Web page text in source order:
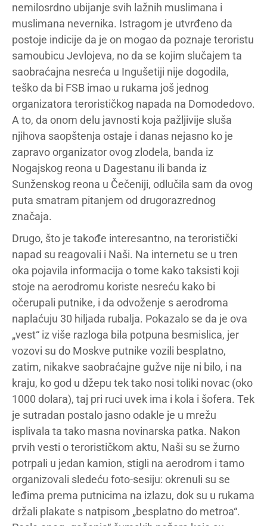
nemilosrdno ubijanje svih lažnih muslimana i
muslimana nevernika. Istragom je utvrđeno da
postoje indicije da je on mogao da poznaje teroristu
samoubicu Jevlojeva, no da se kojim slučajem ta
saobraćajna nesreća u Ingušetiji nije dogodila,
teško da bi FSB imao u rukama još jednog
organizatora terorističkog napada na Domodedovo.
A to, da onom delu javnosti koja pažljivije sluša
njihova saopštenja ostaje i danas nejasno ko je
zapravo organizator ovog zlodela, banda iz
Nogajskog reona u Dagestanu ili banda iz
Sunženskog reona u Čečeniji, odlučila sam da ovog
puta smatram pitanjem od drugorazrednog
značaja.
Drugo, što je takođe interesantno, na teroristički
napad su reagovali i Naši. Na internetu se u tren
oka pojavila informacija o tome kako taksisti koji
stoje na aerodromu koriste nesreću kako bi
očerupali putnike, i da odvoženje s aerodroma
naplaćuju 30 hiljada rubalja. Pokazalo se da je ova
„vest“ iz više razloga bila potpuna besmislica, jer
vozovi su do Moskve putnike vozili besplatno,
zatim, nikakve saobraćajne gužve nije ni bilo, i na
kraju, ko god u džepu tek tako nosi toliki novac (oko
1000 dolara), taj pri ruci uvek ima i kola i šofera. Tek
je sutradan postalo jasno odakle je u mrežu
isplivala ta tako masna novinarska patka. Nakon
prvih vesti o terorističkom aktu, Naši su se žurno
potrpali u jedan kamion, stigli na aerodrom i tamo
organizovali sledeću foto-sesiju: okrenuli su se
leđima prema putnicima na izlazu, dok su u rukama
držali plakate s natpisom „besplatno do metroa“.